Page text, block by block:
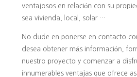
ventajosos en relación con su
sea vivienda, local, solar …
No dude en ponerse en contacto
desea obtener más información,
nuestro proyecto y comenzar a
innumerables ventajas que ofrece